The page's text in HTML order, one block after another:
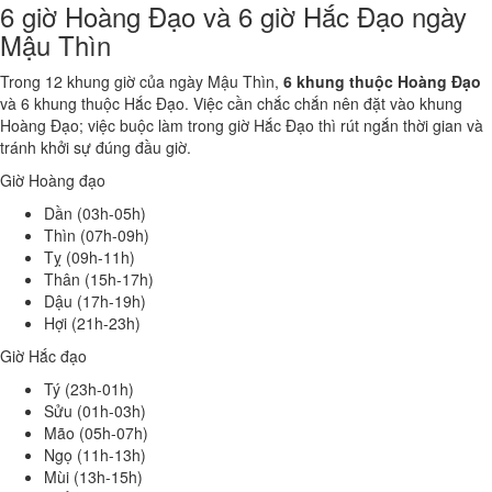
6 giờ Hoàng Đạo và 6 giờ Hắc Đạo ngày
Mậu Thìn
Trong 12 khung giờ của ngày Mậu Thìn, 6 khung thuộc Hoàng Đạo
và 6 khung thuộc Hắc Đạo. Việc cần chắc chắn nên đặt vào khung
Hoàng Đạo; việc buộc làm trong giờ Hắc Đạo thì rút ngắn thời gian và
tránh khởi sự đúng đầu giờ.
Giờ Hoàng đạo
Dần (03h-05h)
Thìn (07h-09h)
Tỵ (09h-11h)
Thân (15h-17h)
Dậu (17h-19h)
Hợi (21h-23h)
Giờ Hắc đạo
Tý (23h-01h)
Sửu (01h-03h)
Mão (05h-07h)
Ngọ (11h-13h)
Mùi (13h-15h)